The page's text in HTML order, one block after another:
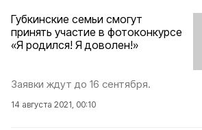
Губкинские семьи смогут
принять участие в фотоконкурсе
«Я родился! Я доволен!»
Заявки ждут до 16 сентября.
14 августа 2021, 00:10